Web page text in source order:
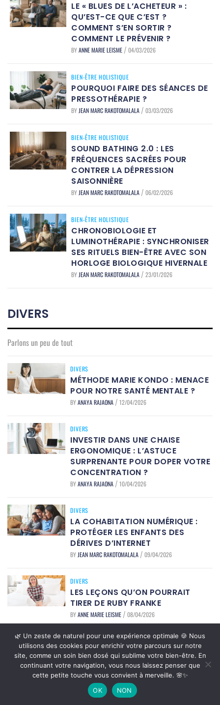
LE « BLUES DE L’ACHETEUR » :
QU’EST-CE QUE C’EST ?
COMMENT S’EN SORTIR ?
COMMENT LE PRÉVENIR ?
BYANNE MARIE LEISME / 04/03/2026
BIEN-ÊTRE HOLISTIQUE
POURQUOI FAIRE DES SÉANCES DE
PRESSOTHÉRAPIE ?
BY JEAN MARC RAKOTOMALALA / 03/03/2026
BIEN-ÊTRE HOLISTIQUE
SOUND BATHING 2.0 : LES
FRÉQUENCES SACRÉES POUR
CONTRER LA DÉPRESSION
SAISONNIÈRE
BY JEAN MARC RAKOTOMALALA / 06/02/2026
BIEN-ÊTRE HOLISTIQUE
CHRONOBIOLOGIE ET
LUMINOTHÉRAPIE : SYNCHRONISER
SES RITUELS BIEN-ÊTRE AVEC SON
HORLOGE BIOLOGIQUE HIVERNALE
BY JEAN MARC RAKOTOMALALA / 23/01/2026
DIVERS
Parlons un peu de tout
DIVERS
MÉTHODE MARIE KONDO : MENACE
POUR NOTRE SANTÉ MENTALE ?
BYANAYA RAJAONA / 12/04/2026
DIVERS
INVESTIR DANS UNE CHAISE
ERGONOMIQUE : L’ASTUCE
SURPRENANTE POUR DOPER VOTRE
CONCENTRATION ?
BYANAYA RAJAONA / 10/04/2026
DIVERS
LA COHABITATION NUMÉRIQUE :
PROTÉGER LES ENFANTS DES
DÉRIVES D’INTERNET
BY JEAN MARC RAKOTOMALALA / 09/04/2026
DIVERS
LES LEÇONS QU’ON POURRAIT
TIRER DE RUBY FRANKE
BYANNE MARIE LEISME / 08/04/2026
DIVERS
CÉLINE DION : POURQUOI ON
L’AIME TANT ?
BYANNE MARIE LEISME/07/04/2026
🌿 Un zeste de naturel pour une expérience optimale 🍪 Nous
utilisons des cookies pour enrichir votre parcours sur notre
site, comme un soin bien dosé qui sublime votre bien-être. En
continuant votre navigation, vous nous laissez penser que
cette petite touche vous convient à merveille. 🌸✨
OK
NON